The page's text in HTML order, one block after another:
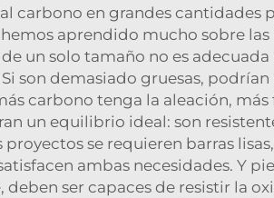
carbono en grandes cantidades
aprendido mucho sobre
un solo tamaño no es
son demasiado gruesas,
carbono tenga la aleación,
un equilibrio ideal: son
se requieren barras
ambas necesidades. Y
ser capaces de resistir la